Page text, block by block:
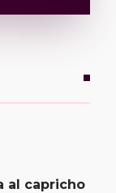
al capricho